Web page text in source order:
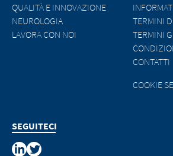
QUALITÀ E INNOVAZIONE
NEUROLOGIA
LAVORA CON NOI
TERMINI
TERMINI
CONTATTI
COOKIE
SEGUITECI